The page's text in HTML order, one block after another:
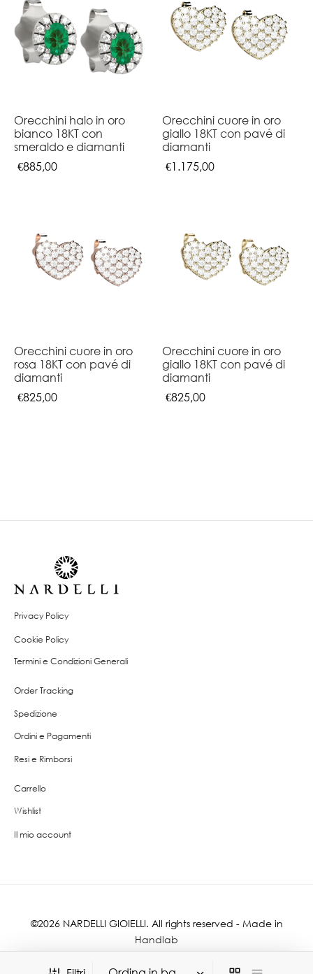
Orecchini halo in oro
bianco 18KT con
smeraldo e diamanti
€885,00
Orecchini cuore in oro
giallo 18KT con pavé di
diamanti
€1.175,00
Orecchini cuore in oro
rosa 18KT con pavé di
diamanti
€825,00
Orecchini cuore in oro
giallo 18KT con pavé di
diamanti
€825,00
Privacy Policy
Cookie Policy
Termini e Condizioni Generali
Order Tracking
Spedizione
Ordini e Pagamenti
Resi e Rimborsi
Carrello
Wishlist
Il mio account
©2026 NARDELLI GIOIELLI. All rights reserved - Made in
Handlab